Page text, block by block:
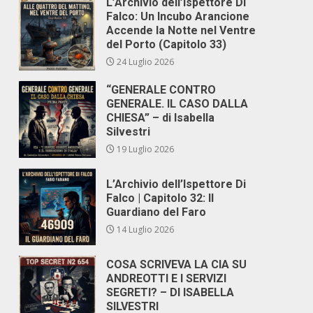
Falco: Un Incubo Arancione
Accende la Notte nel Ventre
del Porto (Capitolo 33)
24 Luglio 2026
“GENERALE CONTRO
GENERALE. IL CASO DALLA
CHIESA” – di Isabella
Silvestri
19 Luglio 2026
L’Archivio dell’Ispettore Di
Falco | Capitolo 32: Il
Guardiano del Faro
14 Luglio 2026
COSA SCRIVEVA LA CIA SU
ANDREOTTI E I SERVIZI
SEGRETI? – DI ISABELLA
SILVESTRI